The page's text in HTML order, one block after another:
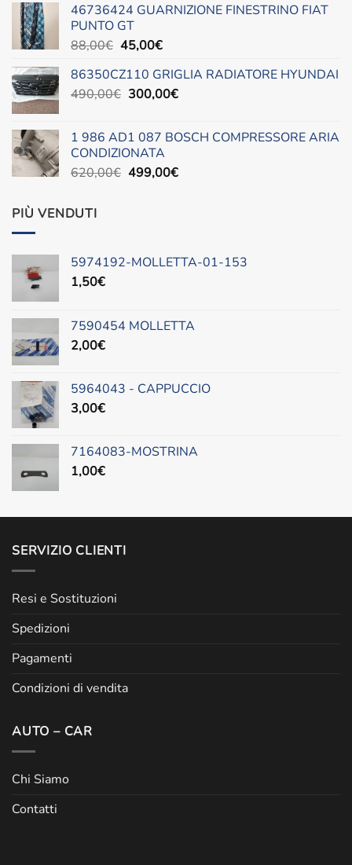
era:
42,00€.
è:
46736424 GUARNIZIONE FINESTRINO FIAT
PUNTO GT
88,00€ Il
originale
era:
45,00€Il
attuale
è:
86350CZ110 GRIGLIA RADIATORE HYUNDAI
490,00€ Il
era:
490,00€.
300,00€Il
è:
1 986 AD1 087 BOSCH COMPRESSORE ARIA
CONDIZIONATA
620,00€ Il
499,00€Il
PIÙ VENDUTI
5974192-MOLLETTA-01-153
1,50€
7590454 MOLLETTA
2,00€
5964043 - CAPPUCCIO
3,00€
7164083-MOSTRINA
1,00€
SERVIZIO CLIENTI
Resi e Sostituzioni
Spedizioni
Pagamenti
Condizioni di vendita
AUTO – CAR
Chi Siamo
Contatti